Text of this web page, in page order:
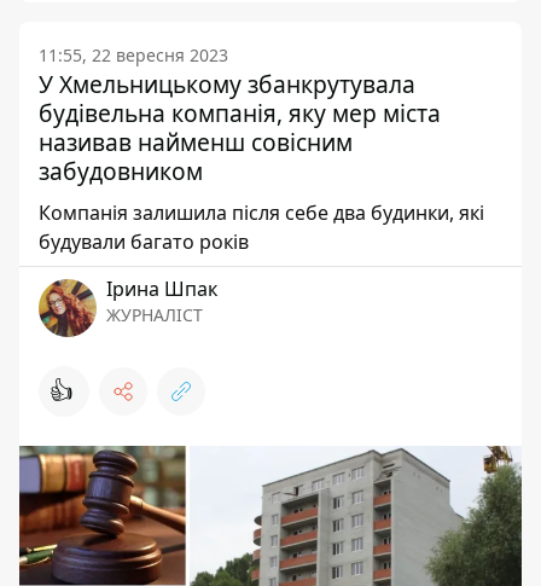
11:55, 22 вересня 2023
У Хмельницькому збанкрутувала
будівельна компанія, яку мер міста
називав найменш совісним
забудовником
Компанія залишила після себе два будинки, які
будували багато років
Ірина Шпак
ЖУРНАЛІСТ
👍